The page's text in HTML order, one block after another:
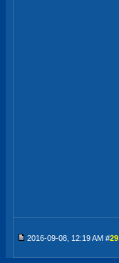
2016-09-08, 12:19 AM #29